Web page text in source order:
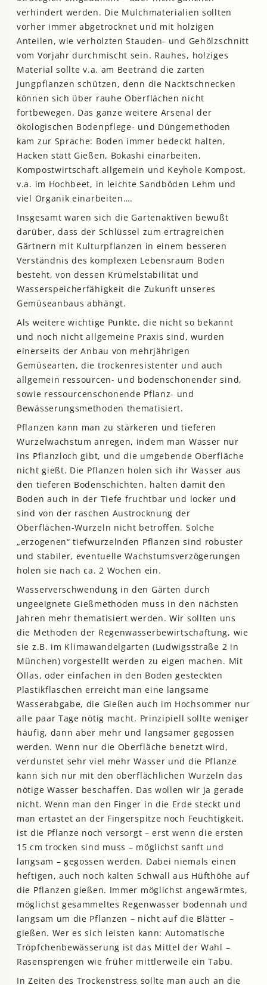
verhindert werden. Die Mulchmaterialien sollten
vorher immer abgetrocknet und mit holzigen
Anteilen, wie verholzten Stauden- und Gehölzschnitt
vom Vorjahr durchmischt sein. Rauhes, holziges
Material sollte v.a. am Beetrand die zarten
Jungpflanzen schützen, denn die Nacktschnecken
können sich über rauhe Oberflächen nicht
fortbewegen. Das ganze weitere Arsenal der
ökologischen Bodenpflege- und Düngemethoden
kam zur Sprache: Boden immer bedeckt halten,
Hacken statt Gießen, Bokashi einarbeiten,
Kompostwirtschaft allgemein und Keyhole Kompost,
v.a. im Hochbeet, in leichte Sandböden Lehm und
viel Organik einarbeiten….
Insgesamt waren sich die Gartenaktiven bewußt
darüber, dass der Schlüssel zum ertragreichen
Gärtnern mit Kulturpflanzen in einem besseren
Verständnis des komplexen Lebensraum Boden
besteht, von dessen Krümelstabilität und
Wasserspeicherfähigkeit die Zukunft unseres
Gemüseanbaus abhängt.
Als weitere wichtige Punkte, die nicht so bekannt
und noch nicht allgemeine Praxis sind, wurden
einerseits der Anbau von mehrjährigen
Gemüsearten, die trockenresistenter und auch
allgemein ressourcen- und bodenschonender sind,
sowie ressourcenschonende Pflanz- und
Bewässerungsmethoden thematisiert.
Pflanzen kann man zu stärkeren und tieferen
Wurzelwachstum anregen, indem man Wasser nur
ins Pflanzloch gibt, und die umgebende Oberfläche
nicht gießt. Die Pflanzen holen sich ihr Wasser aus
den tieferen Bodenschichten, halten damit den
Boden auch in der Tiefe fruchtbar und locker und
sind von der raschen Austrocknung der
Oberflächen-Wurzeln nicht betroffen. Solche
„erzogenen“ tiefwurzelnden Pflanzen sind robuster
und stabiler, eventuelle Wachstumsverzögerungen
holen sie nach ca. 2 Wochen ein.
Wasserverschwendung in den Gärten durch
ungeeignete Gießmethoden muss in den nächsten
Jahren mehr thematisiert werden. Wir sollten uns
die Methoden der Regenwasserbewirtschaftung, wie
sie z.B. im Klimawandelgarten (Ludwigsstraße 2 in
München) vorgestellt werden zu eigen machen. Mit
Ollas, oder einfachen in den Boden gesteckten
Plastikflaschen erreicht man eine langsame
Wasserabgabe, die Gießen auch im Hochsommer nur
alle paar Tage nötig macht. Prinzipiell sollte weniger
häufig, dann aber mehr und langsamer gegossen
werden. Wenn nur die Oberfläche benetzt wird,
verdunstet sehr viel mehr Wasser und die Pflanze
kann sich nur mit den oberflächlichen Wurzeln das
nötige Wasser beschaffen. Das wollen wir ja gerade
nicht. Wenn man den Finger in die Erde steckt und
man ertastet an der Fingerspitze noch Feuchtigkeit,
ist die Pflanze noch versorgt – erst wenn die ersten
15 cm trocken sind muss – möglichst sanft und
langsam – gegossen werden. Dabei niemals einen
heftigen, auch noch kalten Schwall aus Hüfthöhe auf
die Pflanzen gießen. Immer möglichst angewärmtes,
möglichst gesammeltes Regenwasser bodennah und
langsam um die Pflanzen – nicht auf die Blätter –
gießen. Wer es sich leisten kann: Automatische
Tröpfchenbewässerung ist das Mittel der Wahl –
Rasensprengen wie früher mittlerweile ein Tabu.
In Zeiten des Trockenstress sollte man auch an die